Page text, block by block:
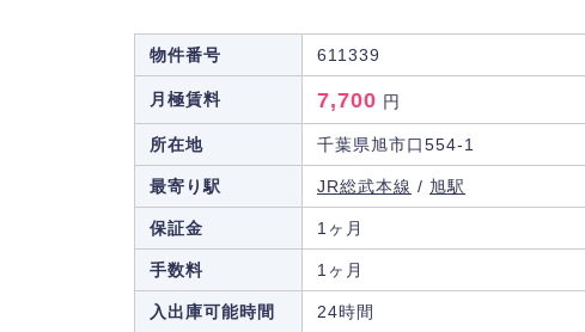
物件番号 611339
月極賃料 7,700 円
所在地 千葉県旭市口554-1
最寄り駅 JR総武本線 / 旭駅
保証金 1ヶ月
手数料 1ヶ月
入出庫可能時間 24時間